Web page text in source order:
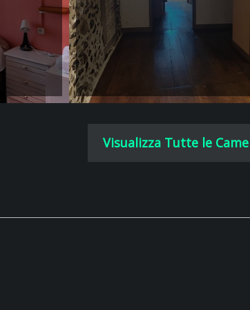
Visualizza Tutte le